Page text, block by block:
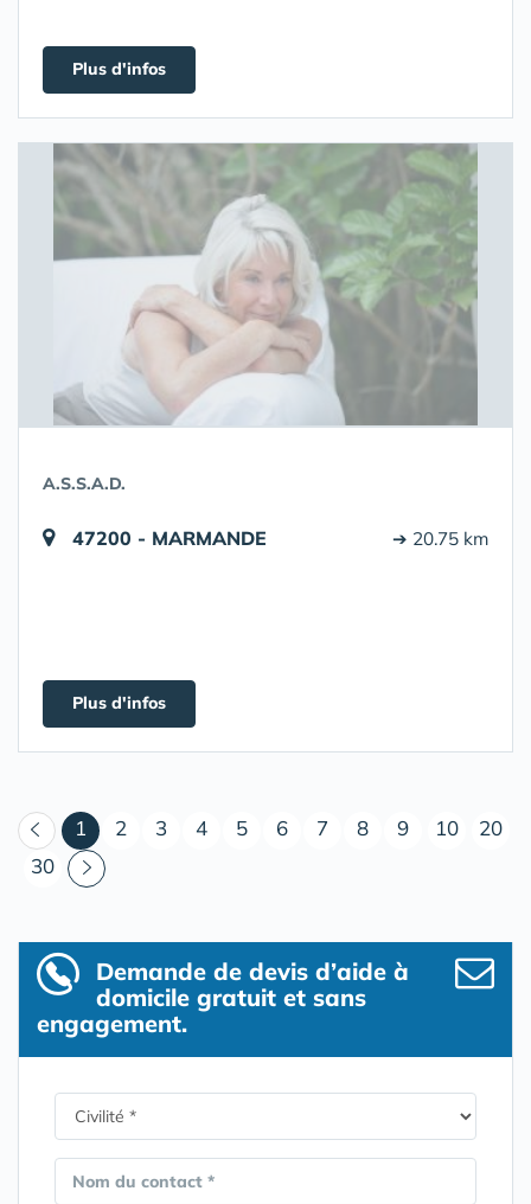
Plus d'infos
A.S.S.A.D.
47200 - MARMANDE ➔ 20.75 km
Plus d'infos
1 (courant)
2 3 4 5 6 7 8 9 10
20
30
Demande de devis d’aide à
domicile gratuit et sans
engagement.
Nom du contact *